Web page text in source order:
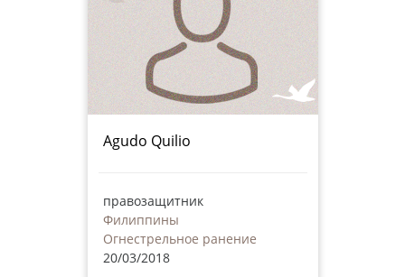
Agudo Quilio
правозащитник
Филиппины
Огнестрельное ранение
20/03/2018